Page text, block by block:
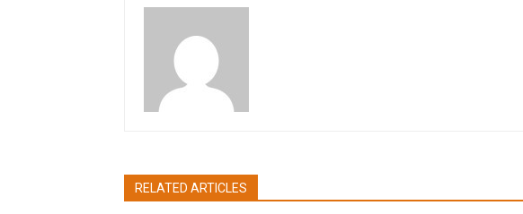
RELATED ARTICLES